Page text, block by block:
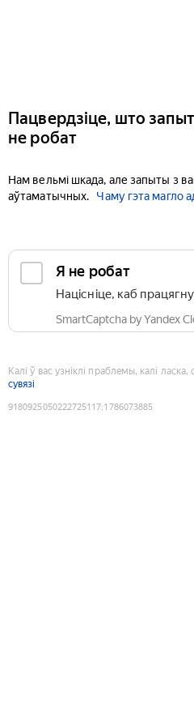
Пацвердзіце, што
не робат
Нам вельмі шкада, але запыты з
аўтаматычных.
Чаму гэта магло
Я не робат
Націсніце, каб
SmartCaptcha by Yandex
Калі ў вас узніклі праблемы, калі ласка,
сувязі
9180925050222725117:1786073885